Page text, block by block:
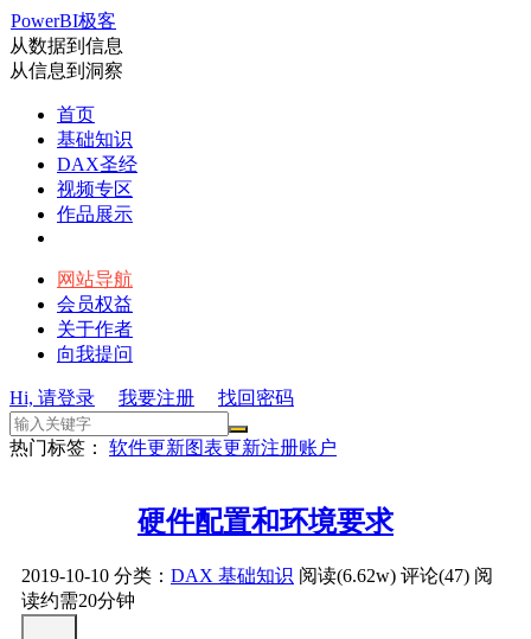
PowerBI极客
从数据到信息
从信息到洞察
首页
基础知识
DAX圣经
视频专区
作品展示
网站导航
会员权益
关于作者
向我提问
Hi, 请登录 我要注册 找回密码
热门标签： 软件更新图表更新注册账户
硬件配置和环境要求
2019-10-10 分类： DAX 基础知识 阅读(6.62w) 评论(47) 阅
读约需20分钟